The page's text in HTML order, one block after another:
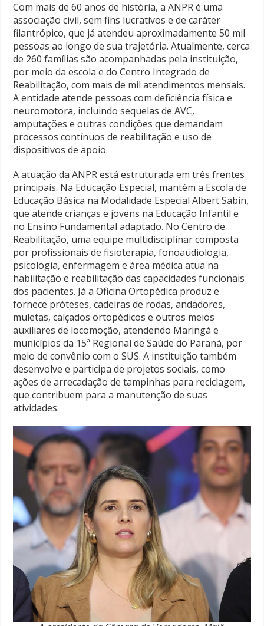
Com mais de 60 anos de história, a ANPR é uma
associação civil, sem fins lucrativos e de caráter
filantrópico, que já atendeu aproximadamente 50 mil
pessoas ao longo de sua trajetória. Atualmente, cerca
de 260 famílias são acompanhadas pela instituição,
por meio da escola e do Centro Integrado de
Reabilitação, com mais de mil atendimentos mensais.
A entidade atende pessoas com deficiência física e
neuromotora, incluindo sequelas de AVC,
amputações e outras condições que demandam
processos contínuos de reabilitação e uso de
dispositivos de apoio.
A atuação da ANPR está estruturada em três frentes
principais. Na Educação Especial, mantém a Escola de
Educação Básica na Modalidade Especial Albert Sabin,
que atende crianças e jovens na Educação Infantil e
no Ensino Fundamental adaptado. No Centro de
Reabilitação, uma equipe multidisciplinar composta
por profissionais de fisioterapia, fonoaudiologia,
psicologia, enfermagem e área médica atua na
habilitação e reabilitação das capacidades funcionais
dos pacientes. Já a Oficina Ortopédica produz e
fornece próteses, cadeiras de rodas, andadores,
muletas, calçados ortopédicos e outros meios
auxiliares de locomoção, atendendo Maringá e
municípios da 15ª Regional de Saúde do Paraná, por
meio de convênio com o SUS. A instituição também
desenvolve e participa de projetos sociais, como
ações de arrecadação de tampinhas para reciclagem,
que contribuem para a manutenção de suas
atividades.